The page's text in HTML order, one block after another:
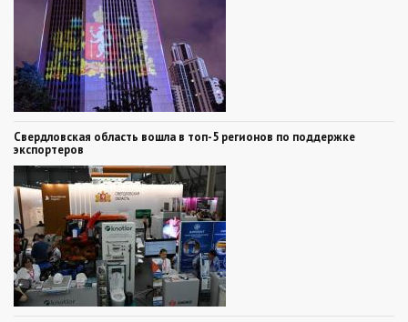
Свердловская область вошла в топ-5 регионов по поддержке
экспортеров